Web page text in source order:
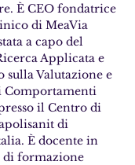
È CEO fondatrice
di MeaVia
a capo del
Applicata e
Valutazione e
Comportamenti
il Centro di
di
È docente in
di formazione